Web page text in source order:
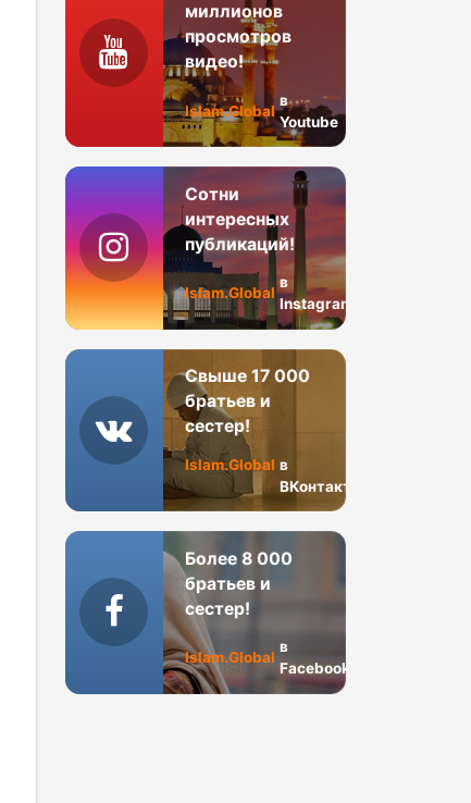
миллионов
просмотров
видео!
Islam.Global
в
Youtube
Сотни
интересных
публикаций!
Islam.Global
в
Instagram
Свыше 17 000
братьев и
сестер!
Islam.Global в
ВКонтакте
Более 8 000
братьев и
сестер!
Islam.Global
в
Facebook